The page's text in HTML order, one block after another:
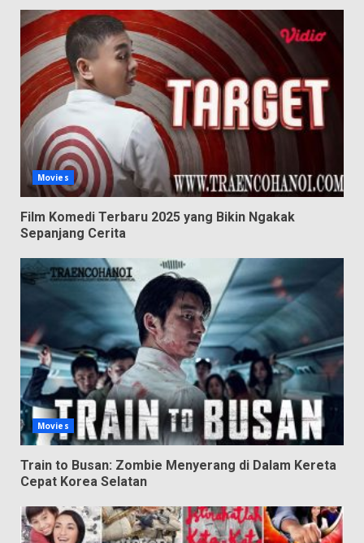
Movies
Film Komedi Terbaru 2025 yang Bikin Ngakak
Sepanjang Cerita
Movies
Train to Busan: Zombie Menyerang di Dalam Kereta
Cepat Korea Selatan